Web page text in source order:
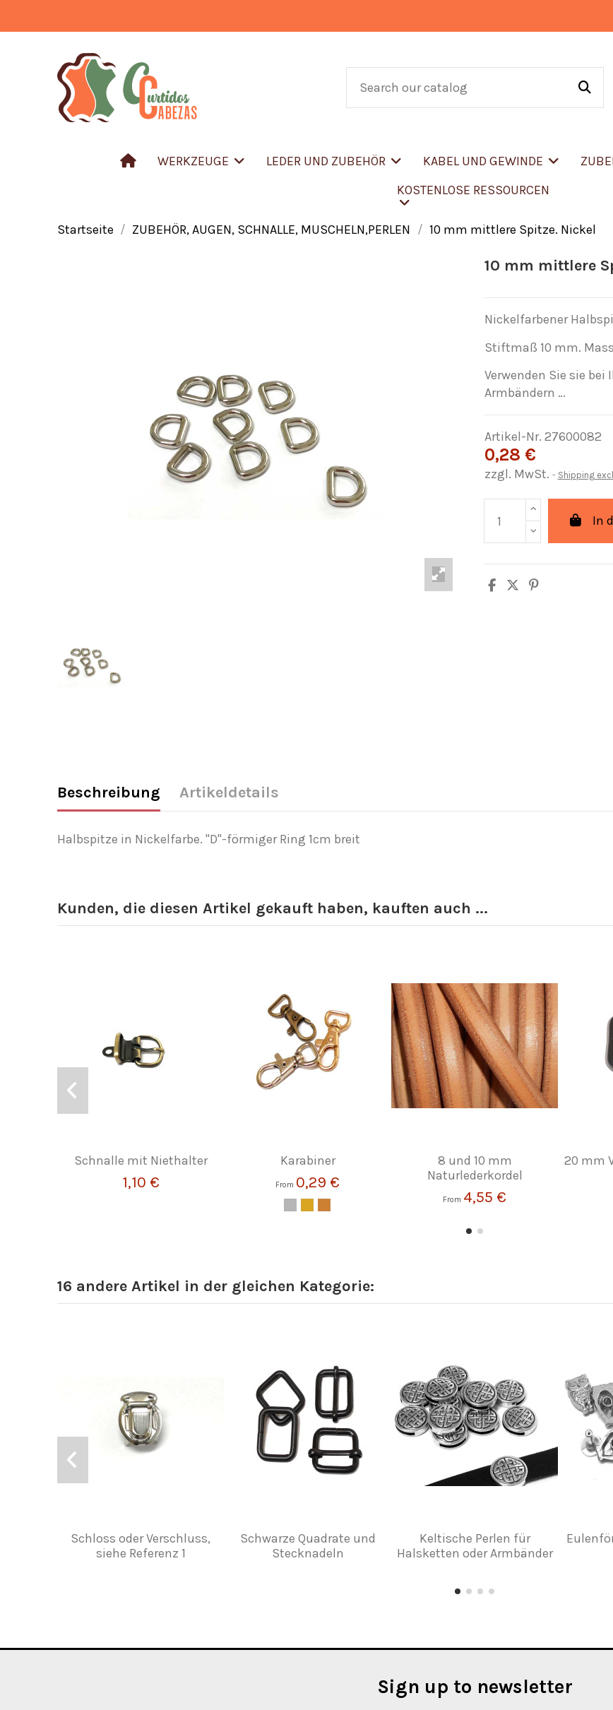
WERKZEUGE LEDER UND ZUBEHÖR KABEL UND GEWINDE
KOSTENLOSE RESSOURCEN
Startseite ZUBEHÖR, AUGEN, SCHNALLE, MUSCHELN,PERLEN 10 mm mittlere Spitze. Nickel
10 mm mittlere
Nickelfarbener
Stiftmaß 10 mm.
Verwenden Sie sie
Armbändern …
Artikel-Nr. 27600082
0,28 €
zzgl. MwSt. Shipping
In
Beschreibung Artikeldetails
Halbspitze in Nickelfarbe. "D"-förmiger Ring 1cm breit
Kunden, die diesen Artikel gekauft haben, kauften auch ...
Schnalle mit Niethalter
1,10 €
Karabiner
From 0,29 €
8 und 10 mm
Naturlederkordel
From 4,55 €
20 mm
16 andere Artikel in der gleichen Kategorie:
Schloss oder Verschluss,
siehe Referenz 1
Schwarze Quadrate und
Stecknadeln
Keltische Perlen für
Halsketten oder Armbänder
Sign up to newsletter